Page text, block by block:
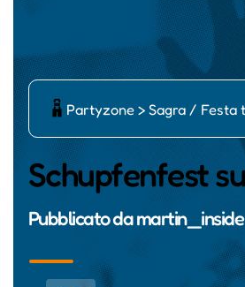
Ķ Partyzone > Sagra / Festa
Schupfenfest
Pubblicato damartin_inside